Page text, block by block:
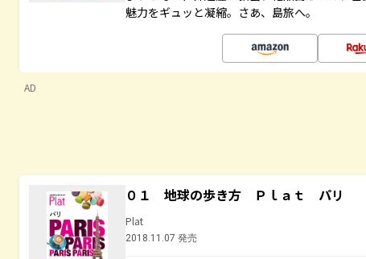
魅力をギュッと凝縮。さあ、島旅へ。
AD
０１ 地球の歩き方 Ｐｌａｔ パリ
Plat
2018.11.07 発売